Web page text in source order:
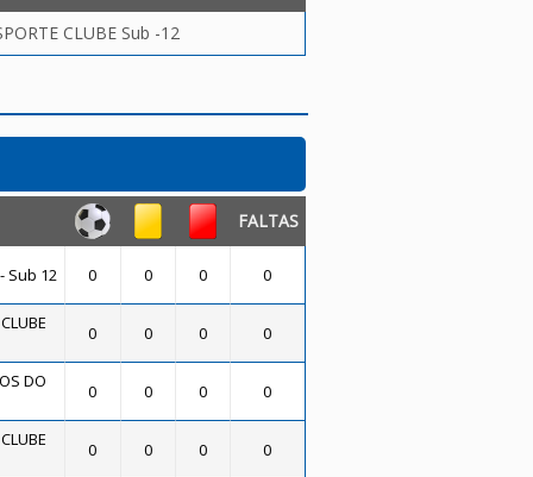
CLUBE Sub -12
FALTAS
Sub 12 0 0 0 0
0 0 0 0
DO
0 0 0 0
0 0 0 0